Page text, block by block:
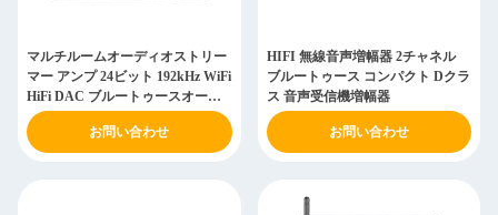
マルチルームオーディオストリー
マー アンプ 24ビット 192kHz WiFi
HiFi DAC ブルートゥースオーデ
ィオステレオ受信機
お問い合わせ
HIFI 無線音声増幅器 2チャネル
ブルートゥース コンパクト Dクラ
ス 音声受信機増幅器
お問い合わせ